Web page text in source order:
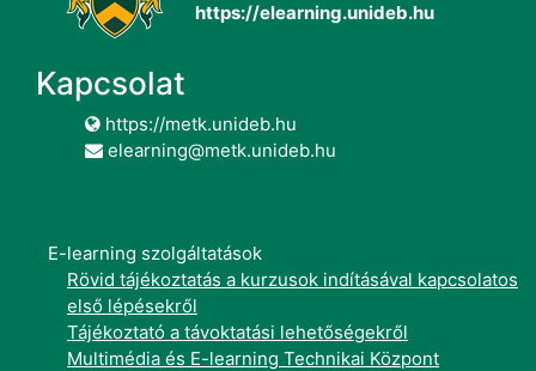
https://elearning.unideb.hu
Kapcsolat
https://metk.unideb.hu
elearning@metk.unideb.hu
E-learning szolgáltatások
Rövid tájékoztatás a kurzusok indításával kapcsolatos
első lépésekről
Tájékoztató a távoktatási lehetőségekről
Multimédia és E-learning Technikai Központ